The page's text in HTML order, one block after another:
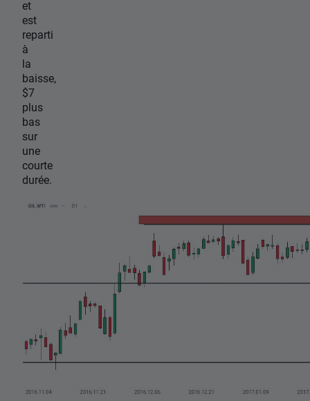
et
est
reparti
à
la
baisse,
$7
plus
bas
sur
une
courte
durée.